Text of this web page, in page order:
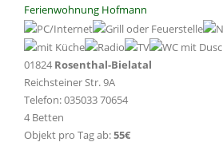
Ferienwohnung Hofmann
01824 Rosenthal-Bielatal
Reichsteiner Str. 9A
Telefon: 035033 70654
4 Betten
Objekt pro Tag ab:55€